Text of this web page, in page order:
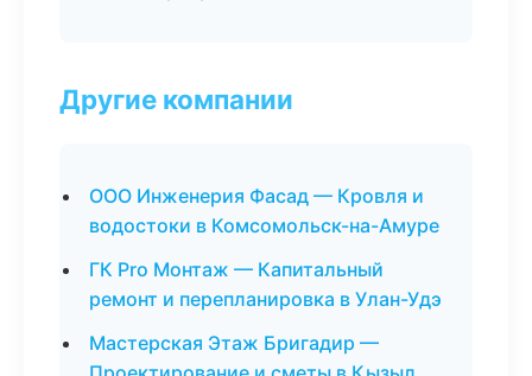
Другие компании
ООО Инженерия Фасад — Кровля и
водостоки в Комсомольск-на-Амуре
ГК Pro Монтаж — Капитальный
ремонт и перепланировка в Улан-Удэ
Мастерская Этаж Бригадир —